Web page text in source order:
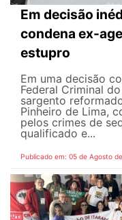
Em decisão
condena ex-
estupro
Em uma decisão
Federal Criminal
sargento
Pinheiro de Lima,
pelos crimes de
qualificado e...
Publicado em: 05 de Agosto